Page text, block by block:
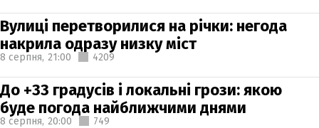
Вулиці перетворилися на річки: негода
накрила одразу низку міст
8 серпня, 21:00 4209
До +33 градусів і локальні грози: якою
буде погода найближчими днями
8 серпня, 20:00 749